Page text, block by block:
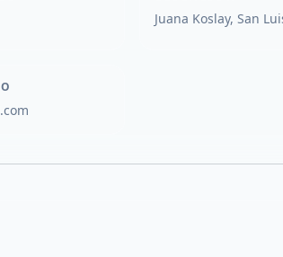
Juana Koslay, San